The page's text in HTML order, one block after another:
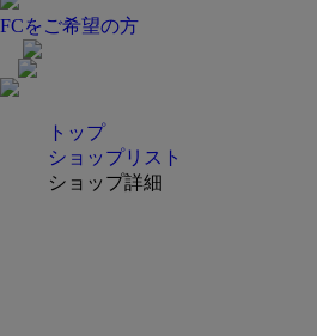
FCをご希望の方
トップ
ショップリスト
ショップ詳細